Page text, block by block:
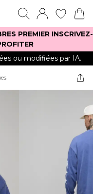
PREMIER INSCRIVEZ-
ou modifiées par IA.